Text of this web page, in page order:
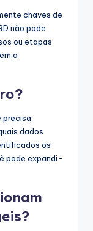
chaves de
não pode
ou etapas
a
precisa
dados
os
pode expandi-